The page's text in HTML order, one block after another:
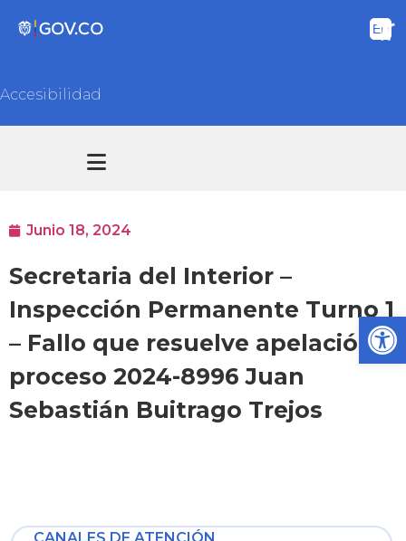
Accesibilidad
Junio 18, 2024
Secretaria del Interior –
Inspección Permanente Turno 1
– Fallo que resuelve apelación
proceso 2024-8996 Juan
Sebastián Buitrago Trejos